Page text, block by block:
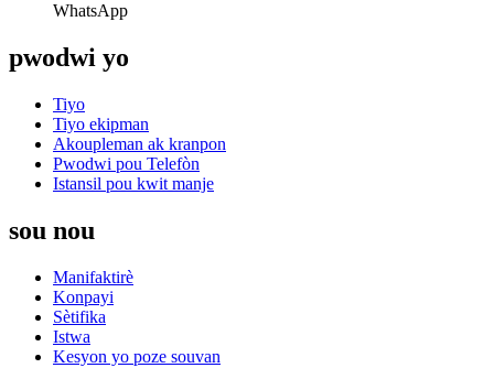
WhatsApp
pwodwi yo
Tiyo
Tiyo ekipman
Akoupleman ak kranpon
Pwodwi pou Telefòn
Istansil pou kwit manje
sou nou
Manifaktirè
Konpayi
Sètifika
Istwa
Kesyon yo poze souvan